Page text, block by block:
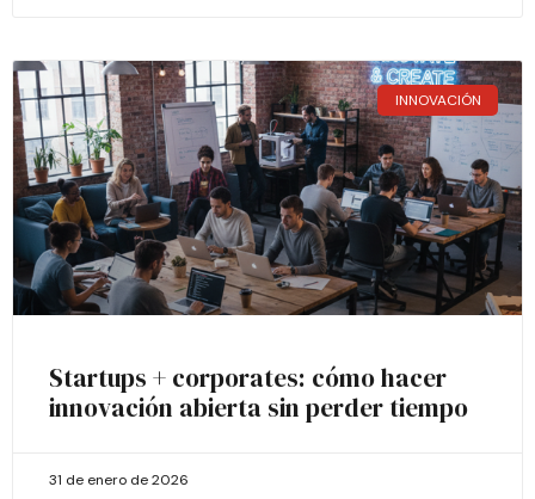
INNOVACIÓN
Startups + corporates: cómo hacer
innovación abierta sin perder tiempo
31 de enero de 2026